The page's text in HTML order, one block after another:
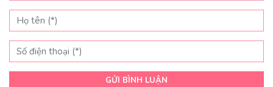
GỬI BÌNH LUẬN